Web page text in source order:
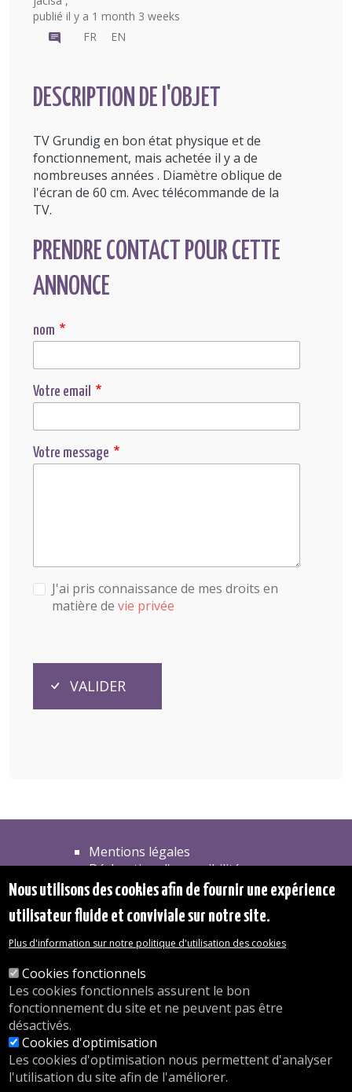
publié il y a 1 month 3 weeks
FR
EN
DESCRIPTION DE l'OBJET
TV Grundig en bon état physique et de
fonctionnement, mais achetée il y a de
nombreuses années . Diamètre oblique de
l'écran de 60 cm. Avec télécommande de la
TV.
PRENDRE CONTACT POUR CETTE
ANNONCE
nom
Votre email
Votre message
J'ai pris connaissance de mes droits en
matière de vie privée
VALIDER
Mentions légales
Déclaration d'accessibilité
Transparence
Les services de l'administration
Organigramme
© 2026 Commune d'Auderghem
Rue Emile Idiers 12 - 1160 Auderghem
Tel. : 02/676.48.11.
Nos heures d'ouverture
Nous utilisons des cookies afin de fournir une expérience
utilisateur fluide et conviviale sur notre site.
Plus d'information sur notre politique d'utilisation des cookies
Cookies fonctionnels
Les cookies fonctionnels assurent le bon
fonctionnement du site et ne peuvent pas être
désactivés.
Cookies d'optimisation
Les cookies d'optimisation nous permettent d'analyser
l'utilisation du site afin de l'améliorer.